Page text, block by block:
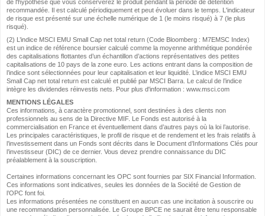
de l'hypothèse que vous conserverez le produit pendant la période de détention
recommandée. Il est calculé périodiquement et peut évoluer dans le temps. L'indicateur
de risque est présenté sur une échelle numérique de 1 (le moins risqué) à 7 (le plus
risqué).
(2) L’indice MSCI EMU Small Cap net total return (Code Bloomberg : M7EMSC Index)
est un indice de référence boursier calculé comme la moyenne arithmétique pondérée
des capitalisations flottantes d’un échantillon d’actions représentatives des petites
capitalisations de 10 pays de la zone euro. Les actions entrant dans la composition de
l’indice sont sélectionnées pour leur capitalisation et leur liquidité. L’indice MSCI EMU
Small Cap net total return est calculé et publié par MSCI Barra. Le calcul de l’indice
intègre les dividendes réinvestis nets. Pour plus d'information : www.msci.com
MENTIONS LÉGALES
Ces informations, à caractère promotionnel, sont destinées à des clients non
professionnels au sens de la Directive MIF. Le Fonds est autorisé à la
commercialisation en France et éventuellement dans d’autres pays où la loi l’autorise.
Les principales caractéristiques, le profil de risque et de rendement et les frais relatifs à
l’investissement dans un Fonds sont décrits dans le Document d’Informations Clés pour
l’investisseur (DIC) de ce dernier. Vous devez prendre connaissance du DIC
préalablement à la souscription.
Certaines informations concernant les OPC sont fournies par SIX Financial Information.
Ces informations sont indicatives, seules les données de la Société de Gestion de
l’OPC font foi.
Les informations présentées ne constituent en aucun cas une incitation à souscrire ou
une recommandation personnalisée. Le Groupe BPCE ne saurait être tenu responsable